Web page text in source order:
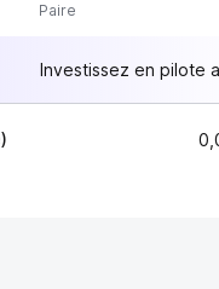
Paire
Investissez en pilote